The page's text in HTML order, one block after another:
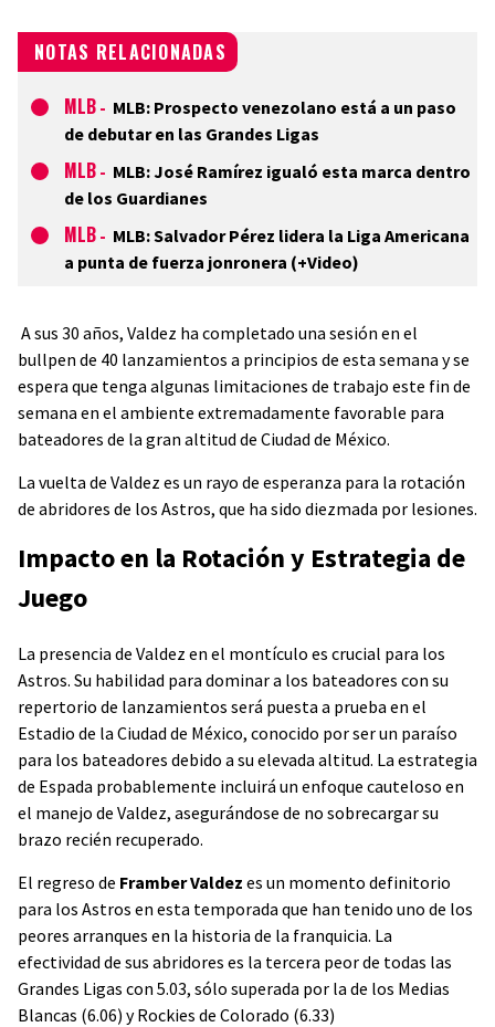
NOTAS RELACIONADAS
MLB - MLB: Prospecto venezolano está a un paso
de debutar en las Grandes Ligas
MLB - MLB: José Ramírez igualó esta marca dentro
de los Guardianes
MLB - MLB: Salvador Pérez lidera la Liga Americana
a punta de fuerza jonronera (+Video)
A sus 30 años, Valdez ha completado una sesión en el
bullpen de 40 lanzamientos a principios de esta semana y se
espera que tenga algunas limitaciones de trabajo este fin de
semana en el ambiente extremadamente favorable para
bateadores de la gran altitud de Ciudad de México.
La vuelta de Valdez es un rayo de esperanza para la rotación
de abridores de los Astros, que ha sido diezmada por lesiones.
Impacto en la Rotación y Estrategia de
Juego
La presencia de Valdez en el montículo es crucial para los
Astros. Su habilidad para dominar a los bateadores con su
repertorio de lanzamientos será puesta a prueba en el
Estadio de la Ciudad de México, conocido por ser un paraíso
para los bateadores debido a su elevada altitud. La estrategia
de Espada probablemente incluirá un enfoque cauteloso en
el manejo de Valdez, asegurándose de no sobrecargar su
brazo recién recuperado.
El regreso de Framber Valdez es un momento definitorio
para los Astros en esta temporada que han tenido uno de los
peores arranques en la historia de la franquicia. La
efectividad de sus abridores es la tercera peor de todas las
Grandes Ligas con 5.03, sólo superada por la de los Medias
Blancas (6.06) y Rockies de Colorado (6.33)